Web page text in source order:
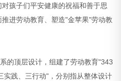
孩子们平安健康的祝福和善于思
进劳动教育、塑造"金苹果"劳动教
的顶层设计，组建了劳动教育"343
实践、三行动"，分别指从整体设计